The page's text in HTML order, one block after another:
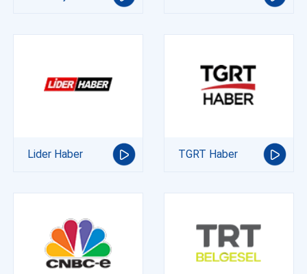
Lider Haber TGRT Haber